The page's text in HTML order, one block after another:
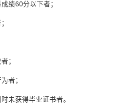
绩60分以下者；
；
者；
未获得毕业证书者。